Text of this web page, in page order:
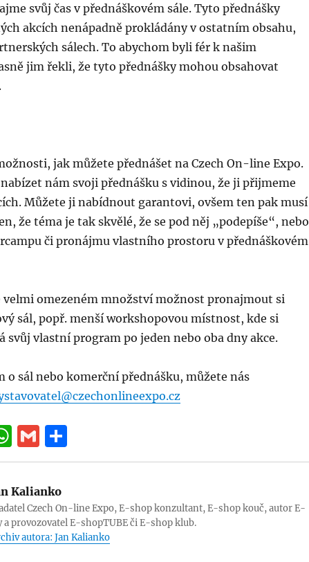
svůj čas v přednáškovém sále. Tyto přednášky
akcích nenápadně prokládány v ostatním obsahu,
sálech. To abychom byli fér k našim
jim řekli, že tyto přednášky mohou obsahovat
jak můžete přednášet na Czech On-line Expo.
nám svoji přednášku s vidinou, že ji přijmeme
Můžete ji nabídnout garantovi, ovšem ten pak musí
že téma je tak skvělé, že se pod něj „podepíše“, nebo
či pronájmu vlastního prostoru v přednáškovém
velmi omezeném množství možnost pronajmout si
sál, popř. menší workshopovou místnost, kde si
svůj vlastní program po jeden nebo oba dny akce.
o sál nebo komerční přednášku, můžete nás
W
h
at
s
A
p
G
m
ai
l
S
h
re
Kalianko
Czech On-line Expo, E-shop konzultant, E-shop kouč, autor E-
provozovatel E-shopTUBE či E-shop klub.
autora: Jan Kalianko